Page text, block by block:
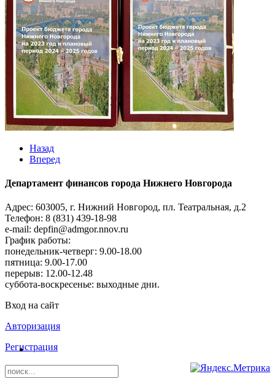
Назад
Вперед
Департамент финансов города Нижнего Новгорода
Адрес: 603005, г. Нижний Новгород, пл. Театральная, д.2
Телефон: 8 (831) 439-18-98
e-mail: depfin@admgor.nnov.ru
График работы:
понедельник-четверг: 9.00-18.00
пятница: 9.00-17.00
перерыв: 12.00-12.48
суббота-воскресенье: выходные дни.
Вход на сайт
Авторизация
Регистрация